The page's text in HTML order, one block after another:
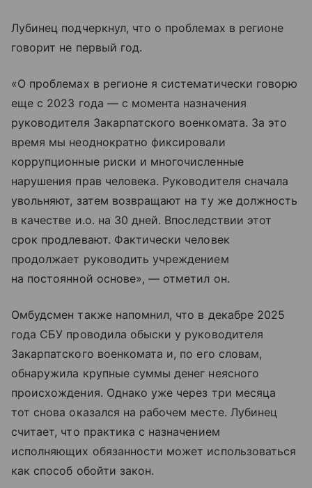
Лубинец подчеркнул, что о проблемах в регионе
говорит не первый год.
«О проблемах в регионе я систематически говорю
еще с 2023 года — с момента назначения
руководителя Закарпатского военкомата. За это
время мы неоднократно фиксировали
коррупционные риски и многочисленные
нарушения прав человека. Руководителя сначала
увольняют, затем возвращают на ту же должность
в качестве и.о. на 30 дней. Впоследствии этот
срок продлевают. Фактически человек
продолжает руководить учреждением
на постоянной основе», — отметил он.
Омбудсмен также напомнил, что в декабре 2025
года СБУ проводила обыски у руководителя
Закарпатского военкомата и, по его словам,
обнаружила крупные суммы денег неясного
происхождения. Однако уже через три месяца
тот снова оказался на рабочем месте. Лубинец
считает, что практика с назначением
исполняющих обязанности может использоваться
как способ обойти закон.